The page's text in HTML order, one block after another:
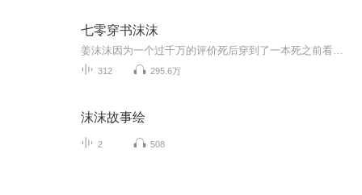
七零穿书沫沫
312 295.6万
沫沫故事绘
2 508